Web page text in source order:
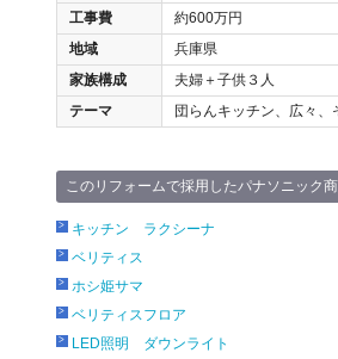
工事費
約600万円
地域
兵庫県
家族構成
夫婦＋子供３人
テーマ
団らんキッチン、広々、
このリフォームで採用したパナソニック
キッチン ラクシーナ
ベリティス
ホシ姫サマ
ベリティスフロア
LED照明 ダウンライト